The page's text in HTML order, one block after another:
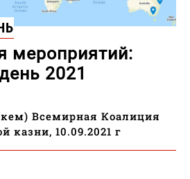
мероприятий:
2021
Всемирная Коалиция
казни, 10.09.2021 г